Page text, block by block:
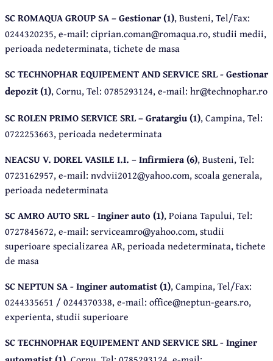
SC ROMAQUA GROUP SA – Gestionar (1), Busteni, Tel/Fax:
0244320235, e-mail: ciprian.coman@romaqua.ro, studii medii,
perioada nedeterminata, tichete de masa
SC TECHNOPHAR EQUIPEMENT AND SERVICE SRL - Gestionar
depozit (1), Cornu, Tel: 0785293124, e-mail: hr@technophar.ro
SC ROLEN PRIMO SERVICE SRL – Gratargiu (1), Campina, Tel:
0722253663, perioada nedeterminata
NEACSU V. DOREL VASILE I.I. – Infirmiera (6), Busteni, Tel:
0723162957, e-mail: nvdvii2012@yahoo.com, scoala generala,
perioada nedeterminata
SC AMRO AUTO SRL - Inginer auto (1), Poiana Tapului, Tel:
0727845672, e-mail: serviceamro@yahoo.com, studii
superioare specializarea AR, perioada nedeterminata, tichete
de masa
SC NEPTUN SA - Inginer automatist (1), Campina, Tel/Fax:
0244335651 / 0244370338, e-mail: office@neptun-gears.ro,
experienta, studii superioare
SC TECHNOPHAR EQUIPEMENT AND SERVICE SRL - Inginer